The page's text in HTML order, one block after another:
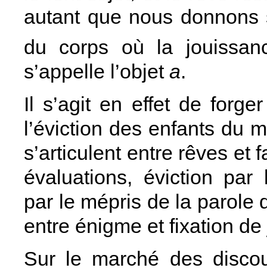
autant que nous
du corps où la
s’appelle l’objet a.
Il s’agit en effet de
l’éviction des enfants du
s’articulent entre rêves et
évaluations, éviction par
par le mépris de la parole
entre énigme et fixation
Sur le marché des